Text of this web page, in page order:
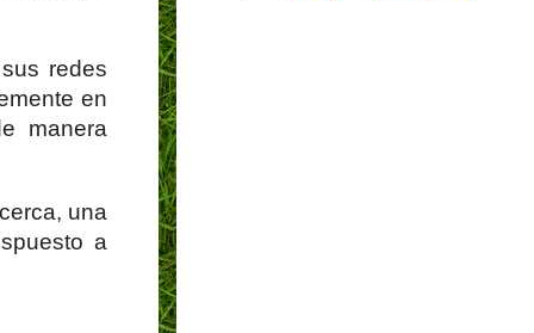
redes
en
manera
una
a